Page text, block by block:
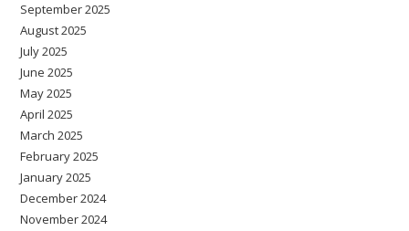
September 2025
August 2025
July 2025
June 2025
May 2025
April 2025
March 2025
February 2025
January 2025
December 2024
November 2024